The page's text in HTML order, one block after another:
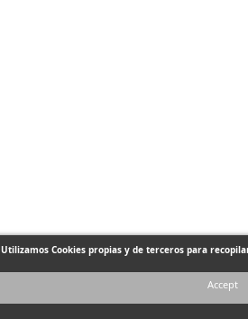
Utilizamos Cookies propias y de terceros para
Accept